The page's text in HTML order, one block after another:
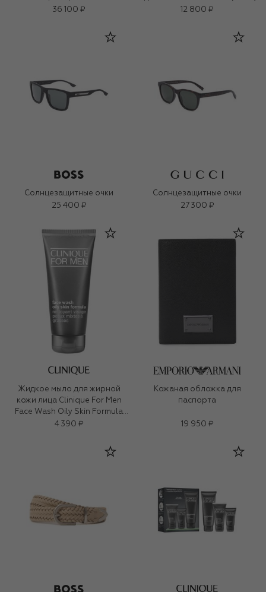
36 100 ₽
12 800 ₽
Солнцезащитные очки
25 400 ₽
Солнцезащитные очки
27 300 ₽
Жидкое мыло для жирной
кожи лица Clinique For Men
Face Wash Oily Skin Formula
(200ml)
4 390 ₽
Кожаная обложка для
паспорта
19 950 ₽